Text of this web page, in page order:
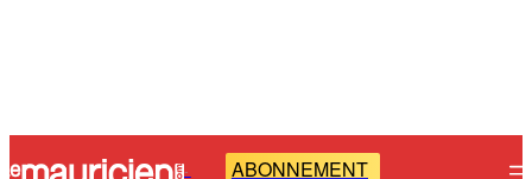
- ABONNEMENT